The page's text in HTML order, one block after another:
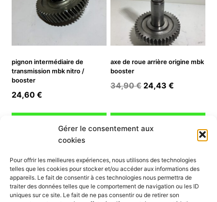
Gérer le consentement aux
cookies
Pour offrir les meilleures expériences, nous utilisons des technologies
telles que les cookies pour stocker et/ou accéder aux informations des
appareils. Le fait de consentir à ces technologies nous permettra de
traiter des données telles que le comportement de navigation ou les ID
uniques sur ce site. Le fait de ne pas consentir ou de retirer son
pignon intermédiaire de
transmission mbk nitro /
booster
24,60 €
axe de roue arrière origine mbk
booster
34,90€ Le
34,90 €.
24,43 €
24,43 €.
INFORMATION
Mon compte
Nous contacter
Mode paiement